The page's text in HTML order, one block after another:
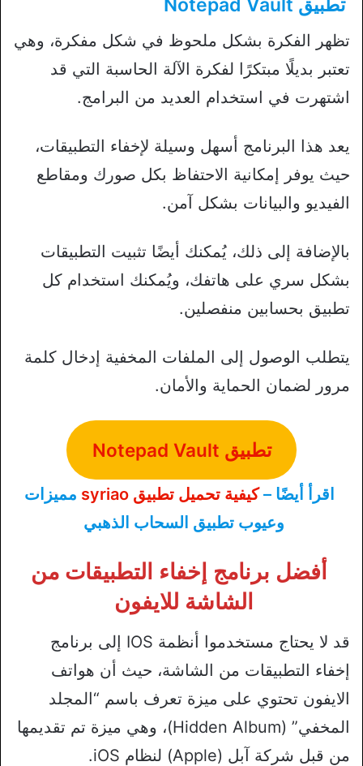
تظهر الفكرة بشكل ملحوظ في شكل مفكرة، وهي
تعتبر بديلًا مبتكرًا لفكرة الآلة الحاسبة التي قد
اشتهرت في استخدام العديد من البرامج.
يعد هذا البرنامج أسهل وسيلة لإخفاء التطبيقات،
حيث يوفر إمكانية الاحتفاظ بكل صورك ومقاطع
الفيديو والبيانات بشكل آمن.
بالإضافة إلى ذلك، يُمكنك أيضًا تثبيت التطبيقات
بشكل سري على هاتفك، ويُمكنك استخدام كل
تطبيق بحسابين منفصلين.
يتطلب الوصول إلى الملفات المخفية إدخال كلمة
مرور لضمان الحماية والأمان.
تطبيق Notepad Vault
اقرأ أيضًا –كيفية تحميل تطبيق syriao
مميزات
وعيوب تطبيق السحاب الذهبي
أفضل برنامج إخفاء التطبيقات من
الشاشة للايفون
قد لا يحتاج مستخدموا أنظمة IOS إلى برنامج
إخفاء التطبيقات من الشاشة، حيث أن هواتف
الايفون تحتوي على ميزة تعرف باسم “المجلد
المخفي” (Hidden Album)، وهي ميزة تم تقديمها
من قبل شركة آبل (Apple) لنظام iOS.